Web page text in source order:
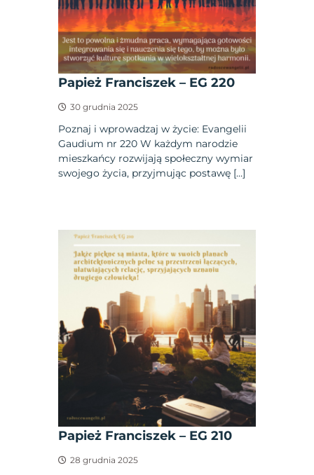
Papież Franciszek – EG 220
30 grudnia 2025
Poznaj i wprowadzaj w życie: Evangelii
Gaudium nr 220 W każdym narodzie
mieszkańcy rozwijają społeczny wymiar
swojego życia, przyjmując postawę […]
Papież Franciszek – EG 210
28 grudnia 2025